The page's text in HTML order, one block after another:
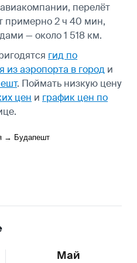
перелёт
примерно 2 ч 40 мин,
— около 1 518 км.
гид по
из аэропорта в город и
. Поймать низкую цену
цен и график цен по
Май